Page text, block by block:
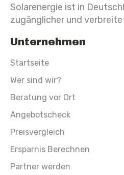
Solarenergie ist in
zugänglicher und
Unternehmen
Startseite
Wer sind wir?
Beratung vor Ort
Angebotscheck
Preisvergleich
Ersparnis Berechnen
Partner werden